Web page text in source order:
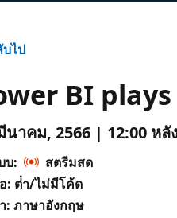
ไป
BI
นาคม, 2566 | 12:00 หลั
บ:
สตรีมสด
: ต่ํา/ไม่มีโค้ด
: ภาษาอังกฤษ